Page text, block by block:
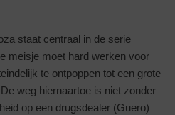
staat centraal in de serie
meisje moet hard werken voor
te ontpoppen tot een grote
weg hiernaartoe is niet zonder
op een drugsdealer (Guero)